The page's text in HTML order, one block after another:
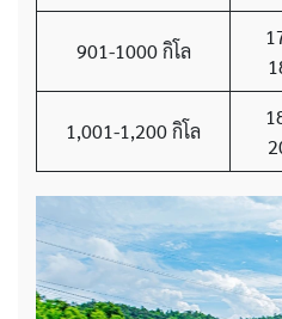
901-1000 กิโล
1,001-1,200 กิโล